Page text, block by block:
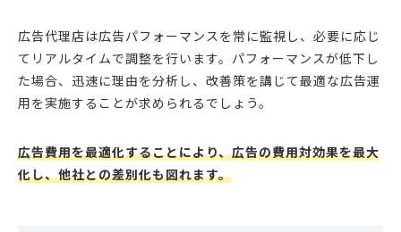
広告代理店は広告パフォーマンスを常に監視し、必要に応じ
てリアルタイムで調整を行います。パフォーマンスが低下し
た場合、迅速に理由を分析し、改善策を講じて最適な広告運
用を実施することが求められるでしょう。
広告費用を最適化することにより、広告の費用対効果を最大
化し、他社との差別化も図れます。